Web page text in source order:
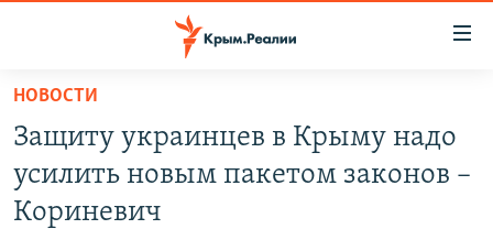
Вернуться
основному
содержанию
Вернутся
СПЕЦПРОЕКТЫ
ВОДА
НОВОСТИ
Защиту украинцев в Крыму надо
усилить новым пакетом законов –
Кориневич